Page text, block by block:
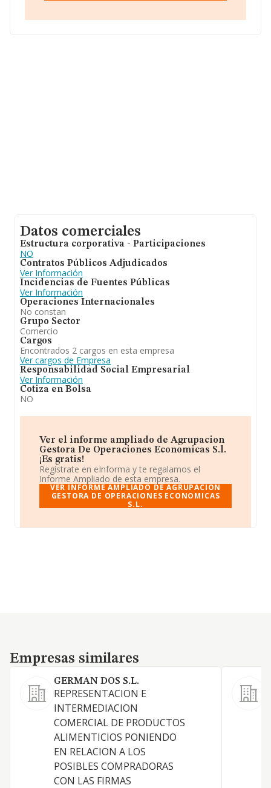
compañías asciende a los 1 millón de euros. En relación
Datos comerciales
Estructura corporativa - Participaciones
NO
Contratos Públicos Adjudicados
Ver Información
Incidencias de Fuentes Públicas
Ver Información
Operaciones Internacionales
No constan
Grupo Sector
Comercio
Cargos
Encontrados 2 cargos en esta empresa
Ver cargos de Empresa
Responsabilidad Social Empresarial
Ver Información
Cotiza en Bolsa
NO
Ver el informe ampliado de Agrupacion
Gestora De Operaciones Economicas S.l.
¡Es gratis!
Regístrate en eInforma y te regalamos el
Informe Ampliado de esta empresa.
VER INFORME AMPLIADO DE AGRUPACION
GESTORA DE OPERACIONES ECONOMICAS
S.L.
Empresas similares
Empresas similares
GERMAN DOS S.L.
REPRESENTACION E
INTERMEDIACION
COMERCIAL DE PRODUCTOS
ALIMENTICIOS PONIENDO
EN RELACION A LOS
POSIBLES COMPRADORAS
CON LAS FIRMAS